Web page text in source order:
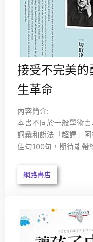
接受不完美的
生革命
內容簡介:
本書不同於一般學術
詞彙和說法「超譯」
佳句100句，期待能帶
網路書店